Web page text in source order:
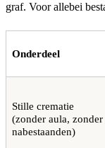
graf. Voor allebei
Onderdeel
Stille crematie
(zonder aula, zonder
nabestaanden)